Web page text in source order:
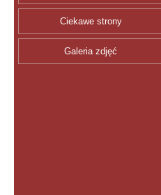
Ciekawe strony
Galeria zdjęć